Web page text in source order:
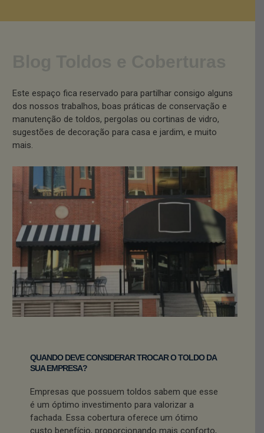
Este espaço fica reservado para partilhar consigo alguns
dos nossos trabalhos, boas práticas de conservação e
manutenção de toldos, pergolas ou cortinas de vidro,
sugestões de decoração para casa e jardim, e muito
mais.
QUANDO DEVE CONSIDERAR TROCAR O TOLDO DA
SUA EMPRESA?
Empresas que possuem toldos sabem que esse
é um óptimo investimento para valorizar a
fachada. Essa cobertura oferece um ótimo
custo benefício, proporcionando mais conforto,